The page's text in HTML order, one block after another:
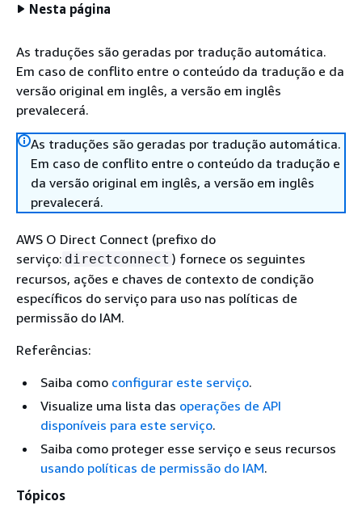
Nesta página
As traduções são geradas por tradução automática.
Em caso de conflito entre o conteúdo da tradução e da
versão original em inglês, a versão em inglês
prevalecerá.
As traduções são geradas por tradução automática.
Em caso de conflito entre o conteúdo da tradução e
da versão original em inglês, a versão em inglês
prevalecerá.
AWS O Direct Connect (prefixo do
serviço: directconnect ) fornece os seguintes
recursos, ações e chaves de contexto de condição
específicos do serviço para uso nas políticas de
permissão do IAM.
Referências:
Saiba como configurar este serviço.
Visualize uma lista das operações de API
disponíveis para este serviço.
Saiba como proteger esse serviço e seus recursos
usando políticas de permissão do IAM.
Tópicos